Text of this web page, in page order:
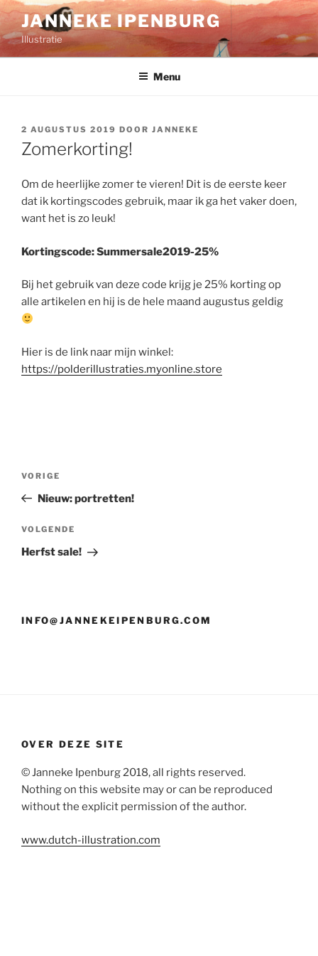
Ga
naar
de
inhoud
JANNEKE IPENBURG
Illustratie
Menu
GEPLAATST
OP
2 AUGUSTUS 2019 DOOR JANNEKE
Zomerkorting!
Om de heerlijke zomer te vieren! Dit is de eerste keer
dat ik kortingscodes gebruik, maar ik ga het vaker doen,
want het is zo leuk!
Kortingscode: Summersale2019-25%
Bij het gebruik van deze code krijg je 25% korting op
alle artikelen en hij is de hele maand augustus geldig
Hier is de link naar mijn winkel:
https://polderillustraties.myonline.store
Vorig
bericht
VORIGE
Nieuw: portretten!
Volgend
bericht
VOLGENDE
Herfst sale!
INFO@JANNEKEIPENBURG.COM
OVER DEZE SITE
© Janneke Ipenburg 2018, all rights reserved.
Nothing on this website may or can be reproduced
without the explicit permission of the author.
www.dutch-illustration.com